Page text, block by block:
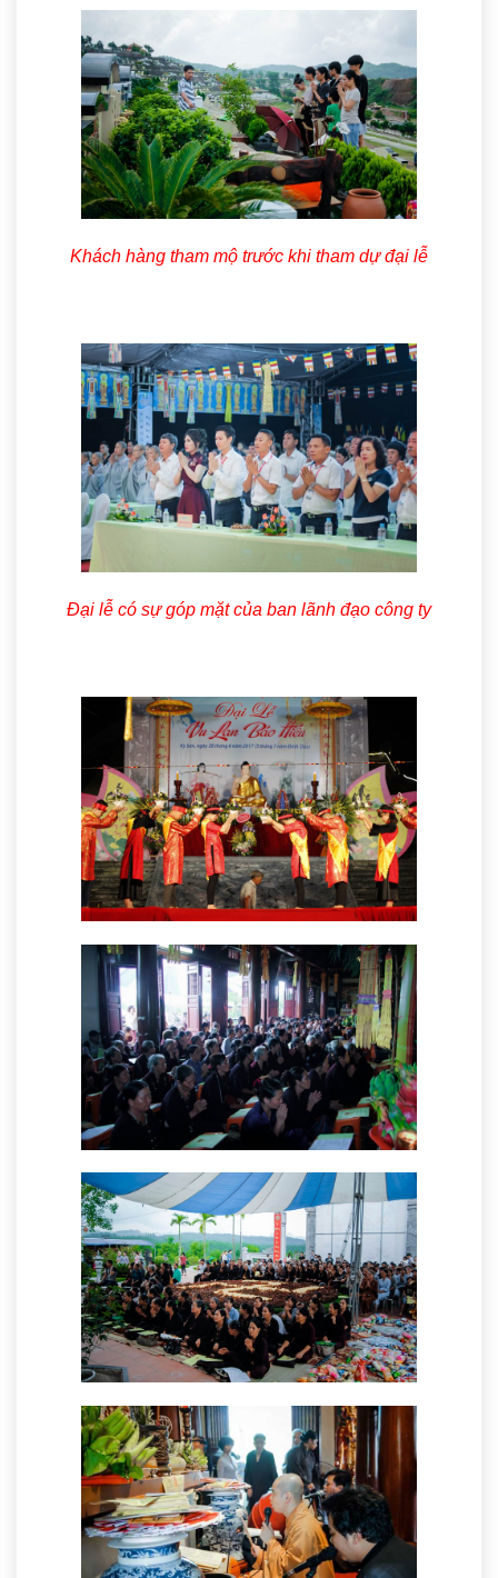
Khách hàng tham mộ trước khi tham dự đại lễ
Đại lễ có sự góp mặt của ban lãnh đạo công ty